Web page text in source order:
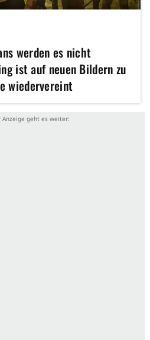
werden es nicht
ist auf neuen Bildern zu
wiedervereint